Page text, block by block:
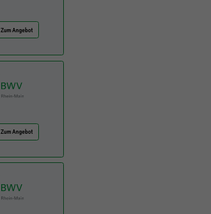
Zum Angebot
Zum Angebot